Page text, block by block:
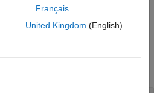
Multistage Rate Conversion
Français
United Kingdom (English)